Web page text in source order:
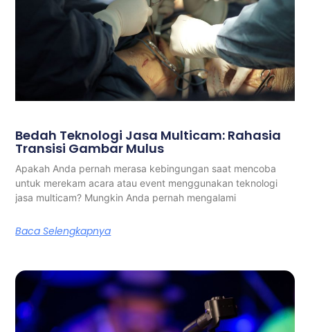
Bedah Teknologi Jasa Multicam: Rahasia
Transisi Gambar Mulus
Apakah Anda pernah merasa kebingungan saat mencoba
untuk merekam acara atau event menggunakan teknologi
jasa multicam? Mungkin Anda pernah mengalami
Baca Selengkapnya